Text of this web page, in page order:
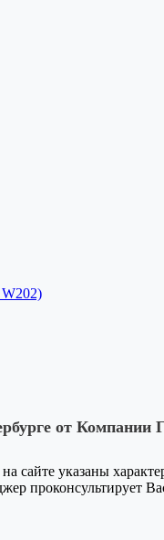
W202)
от Компании
сайте указаны
проконсультирует